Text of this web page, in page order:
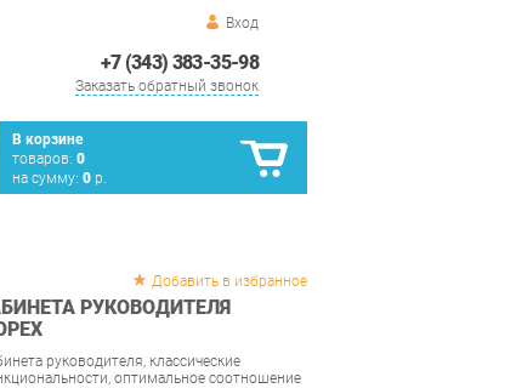
Вход
+7 (343) 383-35-98
Заказать обратный звонок
В корзине
товаров: 0
на сумму: 0 р.
Добавить в избранное
РУКОВОДИТЕЛЯ
руководителя, классические
оптимальное соотношение